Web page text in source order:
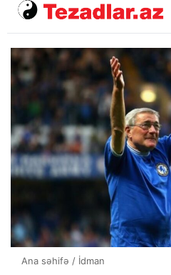
Ana səhifə / İdman